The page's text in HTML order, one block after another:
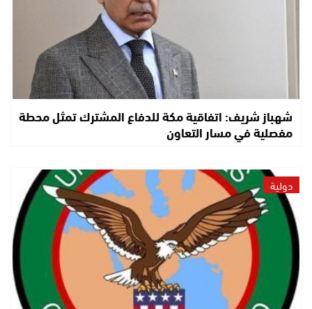
شهباز شريف: اتفاقية مكة للدفاع المشترك تمثل محطة
مفصلية في مسار التعاون
دولية